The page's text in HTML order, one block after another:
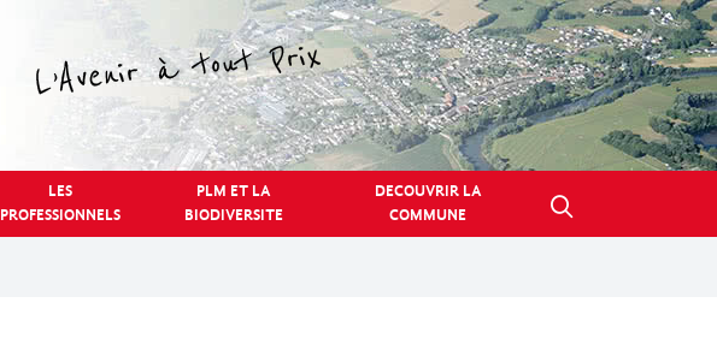
LES
PROFESSIONNELS
PLM ET LA
BIODIVERSITE
DECOUVRIR LA
COMMUNE